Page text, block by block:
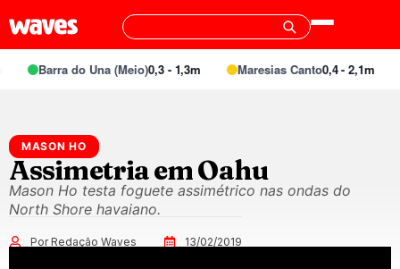
Barra do Una (Meio)0,3 - 1,3m Maresias Canto0,4 - 2,1m
MASON HO
Assimetria em Oahu
Mason Ho testa foguete assimétrico nas ondas do
North Shore havaiano.
Por Redação Waves 13/02/2019